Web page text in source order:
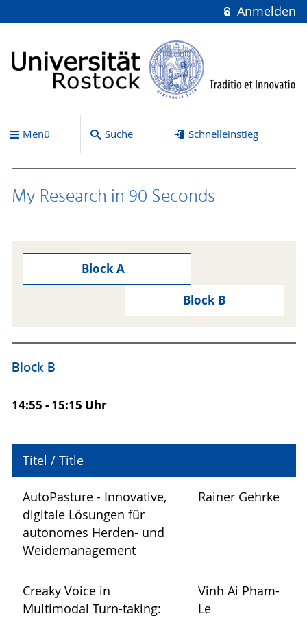
Anmelden
Menü Suche Schnelleinstieg
My Research in 90 Seconds
Block A
Block B
Block B
14:55 - 15:15 Uhr
Titel / Title
AutoPasture - Innovative,
digitale Lösungen für
autonomes Herden- und
Weidemanagement
Rainer Gehrke
Creaky Voice in
Multimodal Turn-taking:
Vinh Ai Pham-
Le